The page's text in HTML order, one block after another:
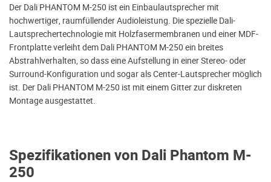
Spezifikationen von Dali Phantom M-
250
Der Dali PHANTOM M-250 ist ein Einbaulautsprecher mit
hochwertiger, raumfüllender Audioleistung. Die spezielle Dali-
Lautsprechertechnologie mit Holzfasermembranen und einer MDF-
Frontplatte verleiht dem Dali PHANTOM M-250 ein breites
Abstrahlverhalten, so dass eine Aufstellung in einer Stereo- oder
Surround-Konfiguration und sogar als Center-Lautsprecher möglich
ist. Der Dali PHANTOM M-250 ist mit einem Gitter zur diskreten
Montage ausgestattet.